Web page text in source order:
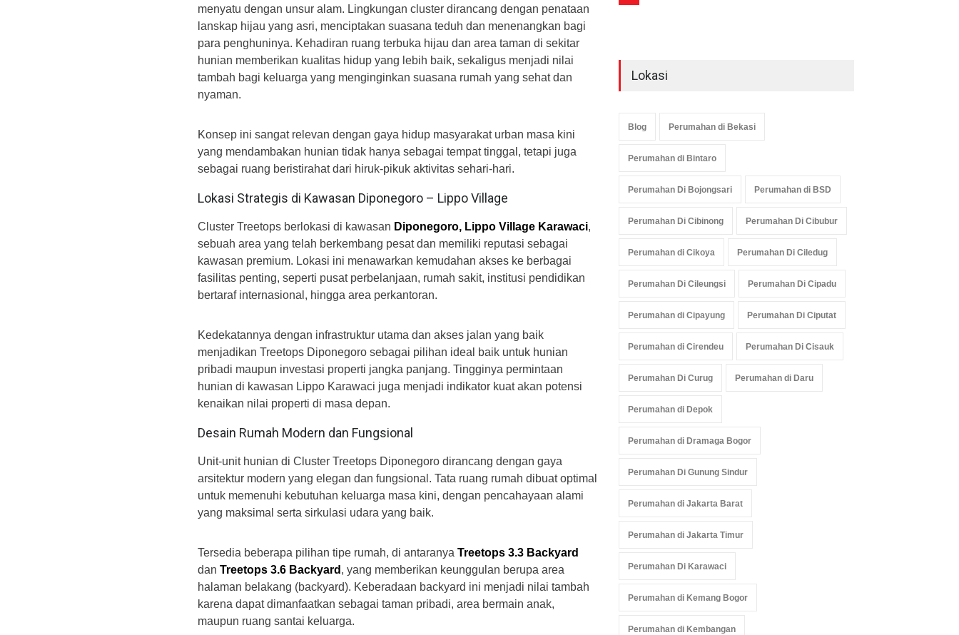
menyatu dengan unsur alam. Lingkungan cluster dirancang dengan penataan
lanskap hijau yang asri, menciptakan suasana teduh dan menenangkan bagi
para penghuninya. Kehadiran ruang terbuka hijau dan area taman di sekitar
hunian memberikan kualitas hidup yang lebih baik, sekaligus menjadi nilai
tambah bagi keluarga yang menginginkan suasana rumah yang sehat dan
nyaman.
Konsep ini sangat relevan dengan gaya hidup masyarakat urban masa kini
yang mendambakan hunian tidak hanya sebagai tempat tinggal, tetapi juga
sebagai ruang beristirahat dari hiruk-pikuk aktivitas sehari-hari.
Lokasi Strategis di Kawasan Diponegoro – Lippo Village
Cluster Treetops berlokasi di kawasan Diponegoro, Lippo Village Karawaci,
sebuah area yang telah berkembang pesat dan memiliki reputasi sebagai
kawasan premium. Lokasi ini menawarkan kemudahan akses ke berbagai
fasilitas penting, seperti pusat perbelanjaan, rumah sakit, institusi pendidikan
bertaraf internasional, hingga area perkantoran.
Kedekatannya dengan infrastruktur utama dan akses jalan yang baik
menjadikan Treetops Diponegoro sebagai pilihan ideal baik untuk hunian
pribadi maupun investasi properti jangka panjang. Tingginya permintaan
hunian di kawasan Lippo Karawaci juga menjadi indikator kuat akan potensi
kenaikan nilai properti di masa depan.
Desain Rumah Modern dan Fungsional
Unit-unit hunian di Cluster Treetops Diponegoro dirancang dengan gaya
arsitektur modern yang elegan dan fungsional. Tata ruang rumah dibuat optimal
untuk memenuhi kebutuhan keluarga masa kini, dengan pencahayaan alami
yang maksimal serta sirkulasi udara yang baik.
Tersedia beberapa pilihan tipe rumah, di antaranya Treetops 3.3 Backyard
dan Treetops 3.6 Backyard , yang memberikan keunggulan berupa area
halaman belakang (backyard). Keberadaan backyard ini menjadi nilai tambah
karena dapat dimanfaatkan sebagai taman pribadi, area bermain anak,
maupun ruang santai keluarga.
Lokasi
Blog Perumahan di Bekasi
Perumahan di Bintaro
Perumahan Di Bojongsari Perumahan di BSD
Perumahan Di Cibinong Perumahan Di Cibubur
Perumahan di Cikoya Perumahan Di Ciledug
Perumahan Di Cileungsi Perumahan Di Cipadu
Perumahan di Cipayung Perumahan Di Ciputat
Perumahan di Cirendeu Perumahan Di Cisauk
Perumahan Di Curug Perumahan di Daru
Perumahan di Depok
Perumahan di Dramaga Bogor
Perumahan Di Gunung Sindur
Perumahan di Jakarta Barat
Perumahan di Jakarta Timur
Perumahan Di Karawaci
Perumahan di Kemang Bogor
Perumahan di Kembangan